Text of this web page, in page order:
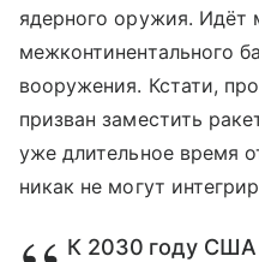
ядерного оружия. Идёт
межконтинентального
вооружения. Кстати,
призван заместить
уже длительное время
никак не могут
К 2030 году